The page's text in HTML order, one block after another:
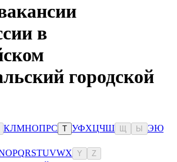
в
городской
КЛМНОПРС Т УФХЦЧШ Ы ЭЮ
OPQRSTUVWX Y Z